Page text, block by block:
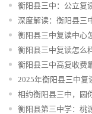
衡阳县三中：公立复
深度解读：衡阳县三
衡阳县三中复读中心
衡阳县三中复读怎么
衡阳县三中高复收费
2025年衡阳县三中复
相约衡阳县三中，圆
衡阳县第三中学：